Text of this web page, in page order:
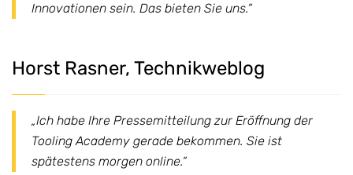
Innovationen sein. Das bieten Sie uns.“
Horst Rasner, Technikweblog
„Ich habe Ihre Pressemitteilung zur Eröffnung der
Tooling Academy gerade bekommen. Sie ist
spätestens morgen online.“